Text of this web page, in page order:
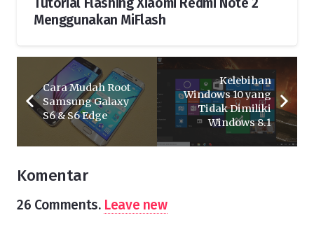
Menggunakan MiFlash
Cara Mudah Root
Samsung Galaxy
S6 & S6 Edge
Kelebihan
Windows 10 yang
Tidak Dimiliki
Windows 8.1
Komentar
26 Comments. Leave new